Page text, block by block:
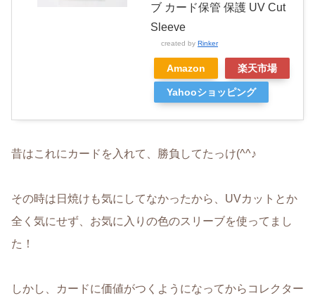
ブ カード保管 保護 UV Cut
Sleeve
created by Rinker
Amazon 楽天市場
Yahooショッピング
昔はこれにカードを入れて、勝負してたっけ(^^♪
その時は日焼けも気にしてなかったから、UVカットとか
全く気にせず、お気に入りの色のスリーブを使ってまし
た！
しかし、カードに価値がつくようになってからコレクター